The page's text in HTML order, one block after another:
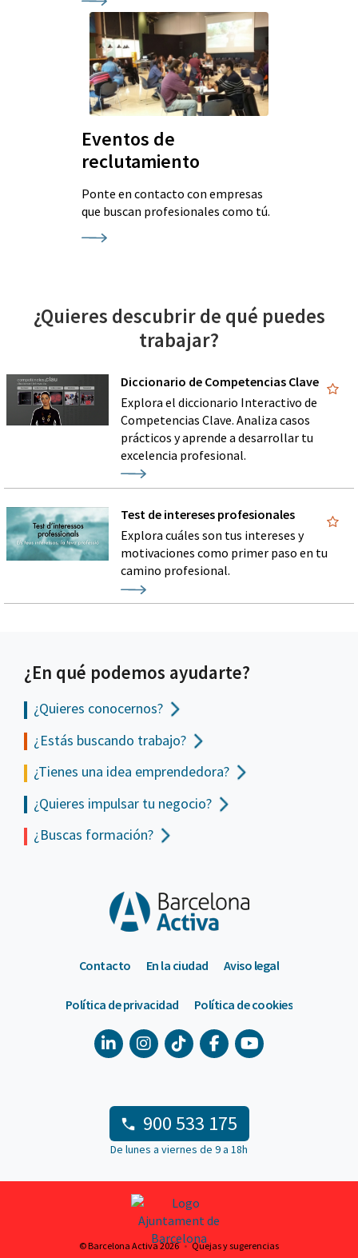
Eventos de
reclutamiento
Ponte en contacto con empresas
que buscan profesionales como tú.
¿Quieres descubrir de qué puedes
trabajar?
Diccionario de Competencias Clave
Explora el diccionario Interactivo de
Competencias Clave. Analiza casos
prácticos y aprende a desarrollar tu
excelencia profesional.
Test de intereses profesionales
Explora cuáles son tus intereses y
motivaciones como primer paso en tu
camino profesional.
¿En qué podemos ayudarte?
¿Quieres conocernos?
¿Estás buscando trabajo?
¿Tienes una idea emprendedora?
¿Quieres impulsar tu negocio?
¿Buscas formación?
Contacto En la ciudad Aviso legal
Política de privacidad Política de cookies
900 533 175
De lunes a viernes de 9 a 18h
© Barcelona Activa 2026 Quejas y sugerencias